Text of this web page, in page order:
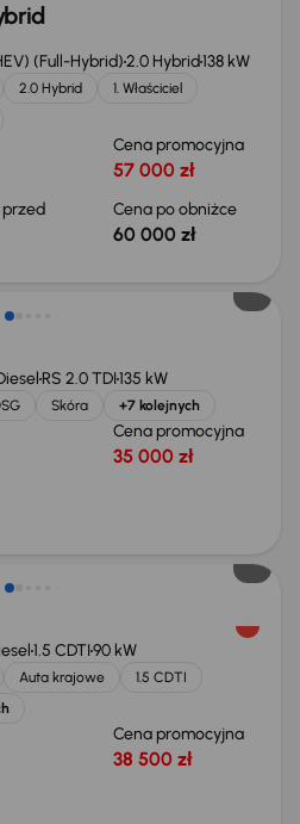
(Full-Hybrid)2.0 Hybrid138 kW
2.0 Hybrid
1. Właściciel
Cena promocyjna
57 000 zł
przed
Cena po obniżce
60 000 zł
RS 2.0 TDI135 kW
Skóra +7 kolejnych
Cena promocyjna
35 000 zł
1.5 CDTI90 kW
Auta krajowe
1.5 CDTI
Cena promocyjna
38 500 zł